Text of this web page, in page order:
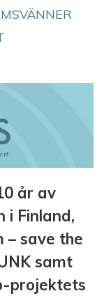
år av
i Finland,
– save the
samt
projektets